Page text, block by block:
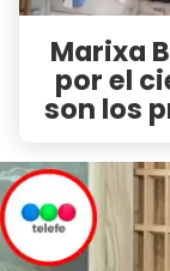
Marixa
por el
son los